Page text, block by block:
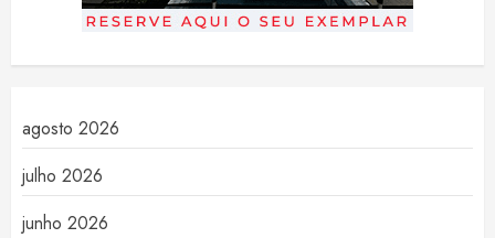
agosto 2026
julho 2026
junho 2026